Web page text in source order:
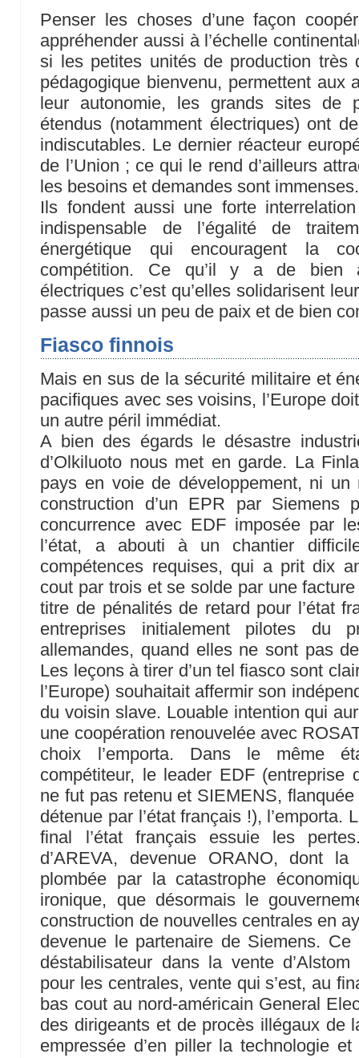
Penser les choses d’une façon
appréhender aussi à l’échelle
si les petites unités de production très
pédagogique bienvenu, permettent aux
leur autonomie, les grands sites de
étendus (notamment électriques) ont
indiscutables. Le dernier réacteur
de l’Union ; ce qui le rend d’ailleurs
les besoins et demandes sont immenses.
Ils fondent aussi une forte
indispensable de l’égalité de
énergétique qui encouragent la
compétition. Ce qu’il y a de bien
électriques c’est qu’elles solidarisent
passe aussi un peu de paix et de bien
Fiasco finnois
Mais en sus de la sécurité militaire et
pacifiques avec ses voisins, l’Europe
un autre péril immédiat.
A bien des égards le désastre
d’Olkiluoto nous met en garde. La
pays en voie de développement, ni un
construction d’un EPR par Siemens
concurrence avec EDF imposée par
l’état, a abouti à un chantier
compétences requises, qui a prit dix
cout par trois et se solde par une
titre de pénalités de retard pour l’état
entreprises initialement pilotes du
allemandes, quand elles ne sont pas
Les leçons à tirer d’un tel fiasco sont
l’Europe) souhaitait affermir son
du voisin slave. Louable intention qui
une coopération renouvelée avec
choix l’emporta. Dans le même
compétiteur, le leader EDF (entreprise
ne fut pas retenu et SIEMENS, flanquée
détenue par l’état français !), l’emporta.
final l’état français essuie les
d’AREVA, devenue ORANO, dont
plombée par la catastrophe
ironique, que désormais le
construction de nouvelles centrales en
devenue le partenaire de Siemens.
déstabilisateur dans la vente
pour les centrales, vente qui s’est, au
bas cout au nord-américain General
des dirigeants et de procès illégaux de
empressée d’en piller la technologie